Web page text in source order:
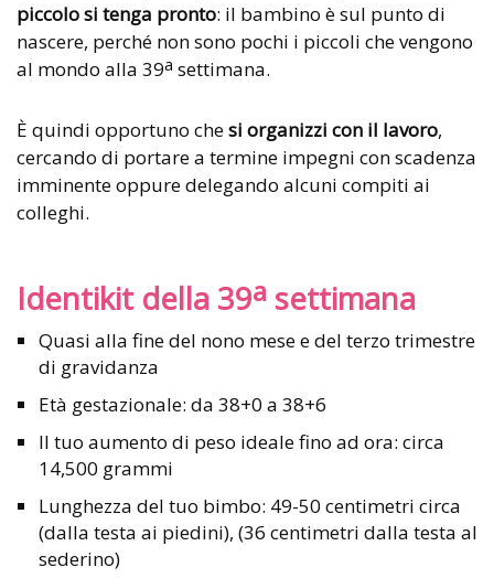
piccolo si tenga pronto: il bambino è sul punto di
nascere, perché non sono pochi i piccoli che vengono
al mondo alla 39a settimana.
È quindi opportuno chesi organizzi con il lavoro,
cercando di portare a termine impegni con scadenza
imminente oppure delegando alcuni compiti ai
colleghi.
Identikit della 39a settimana
Quasi alla fine del nono mese e del terzo trimestre
di gravidanza
Età gestazionale: da 38+0 a 38+6
Il tuo aumento di peso ideale fino ad ora: circa
14,500 grammi
Lunghezza del tuo bimbo: 49-50 centimetri circa
(dalla testa ai piedini), (36 centimetri dalla testa al
sederino)